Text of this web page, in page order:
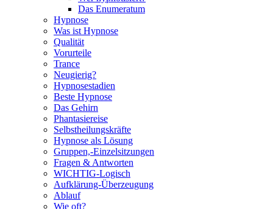
Das Enumeratum
Hypnose
Was ist Hypnose
Qualität
Vorurteile
Trance
Neugierig?
Hypnosestadien
Beste Hypnose
Das Gehirn
Phantasiereise
Selbstheilungskräfte
Hypnose als Lösung
Gruppen,-Einzelsitzungen
Fragen & Antworten
WICHTIG-Logisch
Aufklärung-Überzeugung
Ablauf
Wie oft?